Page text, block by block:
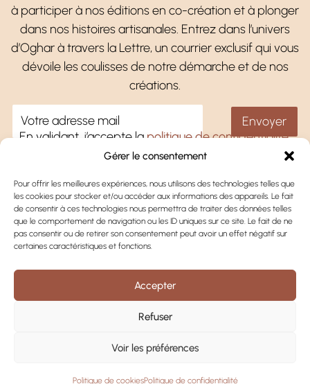
Gérer le consentement
Pour offrir les meilleures expériences, nous utilisons des technologies telles que
les cookies pour stocker et/ou accéder aux informations des appareils. Le fait
de consentir à ces technologies nous permettra de traiter des données telles
que le comportement de navigation ou les ID uniques sur ce site. Le fait de ne
pas consentir ou de retirer son consentement peut avoir un effet négatif sur
certaines caractéristiques et fonctions.
Accepter
Refuser
Voir les préférences
Politique de cookiesPolitique de confidentialité
à participer à nos éditions en co-création et à plonger
dans nos histoires artisanales. Entrez dans l’univers
d’Oghar à travers la Lettre, un courrier exclusif qui vous
dévoile les coulisses de notre démarche et de nos
créations.
En validant, j’accepte la politique de confidentialité.
Une question ?
Oghar
TISSONS LE LIEN